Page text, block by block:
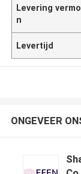
Levering
n
Levertijd
ONGEVEER